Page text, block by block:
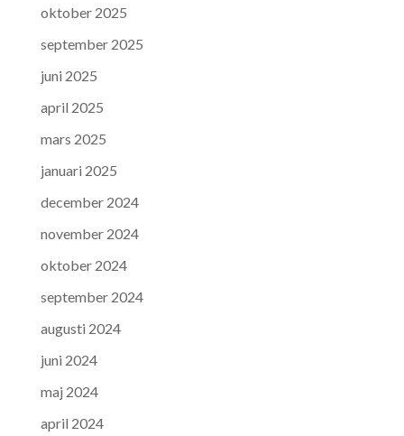
oktober 2025
september 2025
juni 2025
april 2025
mars 2025
januari 2025
december 2024
november 2024
oktober 2024
september 2024
augusti 2024
juni 2024
maj 2024
april 2024